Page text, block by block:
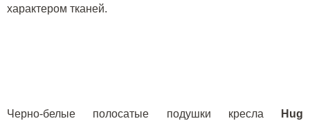
характером тканей.
Черно-белые полосатые подушки кресла
Hug